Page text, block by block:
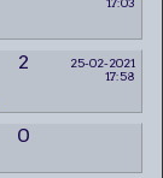
2
25-02-2021
17:58
0